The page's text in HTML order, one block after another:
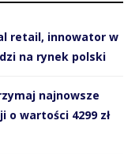
retail, innowator w
na rynek polski
najnowsze
o wartości 4299 zł